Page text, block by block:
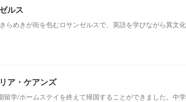
ルス
らめきが街を包むロサンゼルスで、英語を学びながら異文
ア・ケアンズ
学/ホームステイを終えて帰国することができました。中